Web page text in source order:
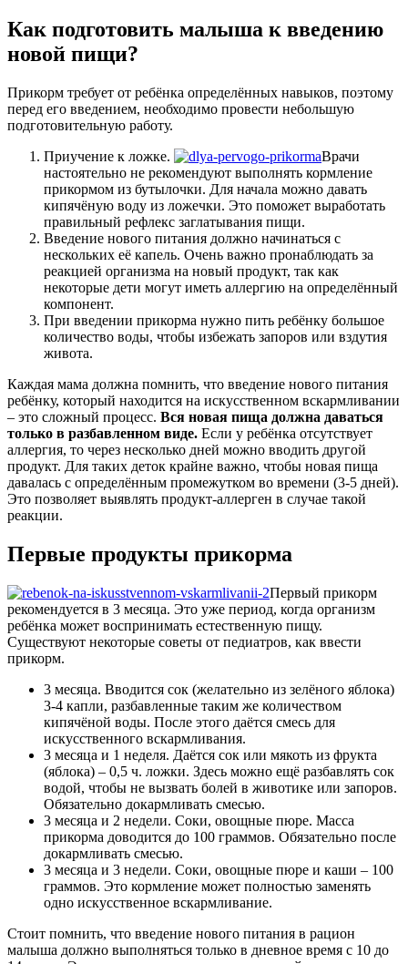
Как подготовить малыша к введению
новой пищи?
Прикорм требует от ребёнка определённых навыков, поэтому
перед его введением, необходимо провести небольшую
подготовительную работу.
Приучение к ложке.
Врачи
настоятельно не рекомендуют выполнять кормление
прикормом из бутылочки. Для начала можно давать
кипячёную воду из ложечки. Это поможет выработать
правильный рефлекс заглатывания пищи.
Введение нового питания должно начинаться с
нескольких её капель. Очень важно пронаблюдать за
реакцией организма на новый продукт, так как
некоторые дети могут иметь аллергию на определённый
компонент.
При введении прикорма нужно пить ребёнку большое
количество воды, чтобы избежать запоров или вздутия
живота.
Каждая мама должна помнить, что введение нового питания
ребёнку, который находится на искусственном вскармливании
– это сложный процесс. Вся новая пища должна даваться
только в разбавленном виде. Если у ребёнка отсутствует
аллергия, то через несколько дней можно вводить другой
продукт. Для таких деток крайне важно, чтобы новая пища
давалась с определённым промежутком во времени (3-5 дней).
Это позволяет выявлять продукт-аллерген в случае такой
реакции.
Первые продукты прикорма
Первый прикорм
рекомендуется в 3 месяца. Это уже период, когда организм
ребёнка может воспринимать естественную пищу.
Существуют некоторые советы от педиатров, как ввести
прикорм.
3 месяца. Вводится сок (желательно из зелёного яблока)
3-4 капли, разбавленные таким же количеством
кипячёной воды. После этого даётся смесь для
искусственного вскармливания.
3 месяца и 1 неделя. Даётся сок или мякоть из фрукта
(яблока) – 0,5 ч. ложки. Здесь можно ещё разбавлять сок
водой, чтобы не вызвать болей в животике или запоров.
Обязательно докармливать смесью.
3 месяца и 2 недели. Соки, овощные пюре. Масса
прикорма доводится до 100 граммов. Обязательно после
докармливать смесью.
3 месяца и 3 недели. Соки, овощные пюре и каши – 100
граммов. Это кормление может полностью заменять
одно искусственное вскармливание.
Стоит помнить, что введение нового питания в рацион
малыша должно выполняться только в дневное время с 10 до